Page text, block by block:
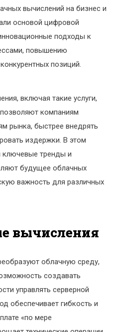
вычислений на бизнес и
основой цифровой
подходы к
повышению
позиций.
включая такие услуги,
компаниям
рынка, быстрее внедрять
издержки. В этом
ключевые тренды и
будущее облачных
важность для различных
вычисления
облачную среду,
создавать
управлять серверной
обеспечивает гибкость и
«по мере